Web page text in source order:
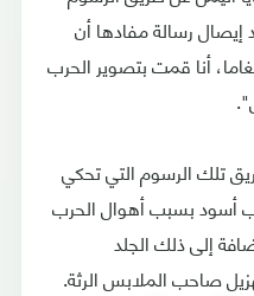
إيصال رسالة مفادها أن
أنا قمت بتصوير الحرب
تلك الرسوم التي تحكي
أسود بسبب أهوال الحرب
إلى ذلك الجلد
صاحب الملابس الرثة.